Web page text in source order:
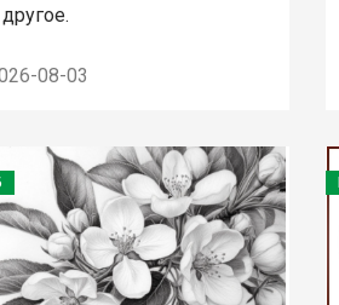
08-03